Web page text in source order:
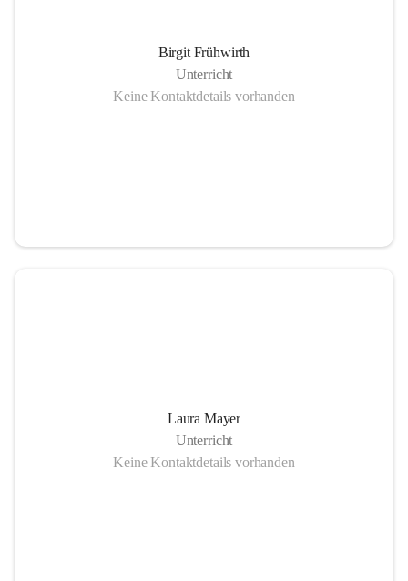
Birgit Frühwirth
Unterricht
Keine Kontaktdetails vorhanden
Laura Mayer
Unterricht
Keine Kontaktdetails vorhanden